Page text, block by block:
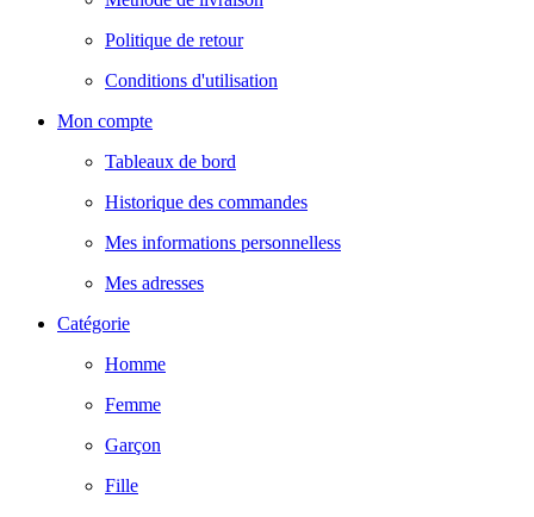
Politique de retour
Conditions d'utilisation
Mon compte
Tableaux de bord
Historique des commandes
Mes informations personnelless
Mes adresses
Catégorie
Homme
Femme
Garçon
Fille